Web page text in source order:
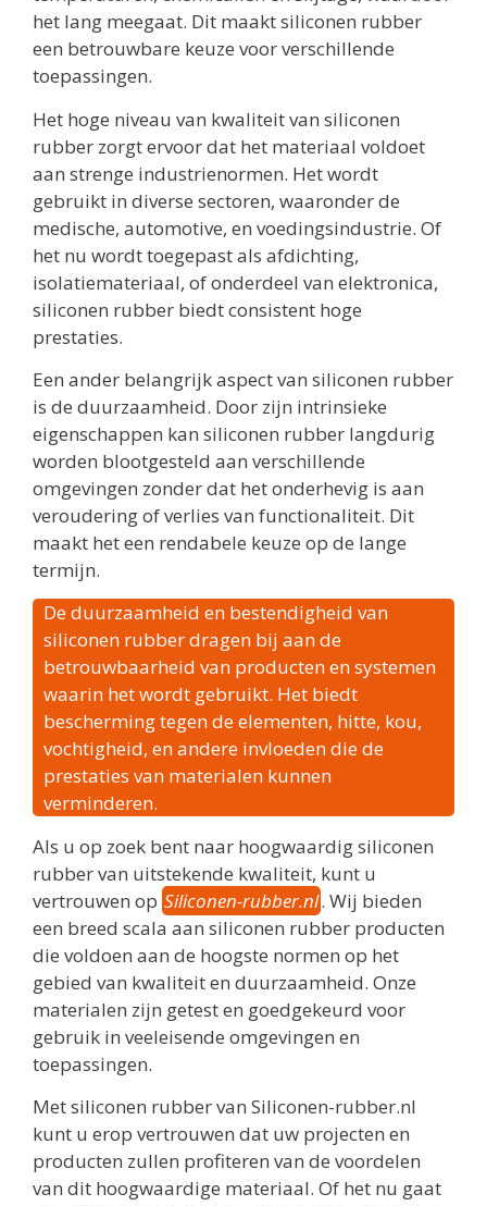
het lang meegaat. Dit maakt siliconen rubber
een betrouwbare keuze voor verschillende
toepassingen.
Het hoge niveau van kwaliteit van siliconen
rubber zorgt ervoor dat het materiaal voldoet
aan strenge industrienormen. Het wordt
gebruikt in diverse sectoren, waaronder de
medische, automotive, en voedingsindustrie. Of
het nu wordt toegepast als afdichting,
isolatiemateriaal, of onderdeel van elektronica,
siliconen rubber biedt consistent hoge
prestaties.
Een ander belangrijk aspect van siliconen rubber
is de duurzaamheid. Door zijn intrinsieke
eigenschappen kan siliconen rubber langdurig
worden blootgesteld aan verschillende
omgevingen zonder dat het onderhevig is aan
veroudering of verlies van functionaliteit. Dit
maakt het een rendabele keuze op de lange
termijn.
De duurzaamheid en bestendigheid van
siliconen rubber dragen bij aan de
betrouwbaarheid van producten en systemen
waarin het wordt gebruikt. Het biedt
bescherming tegen de elementen, hitte, kou,
vochtigheid, en andere invloeden die de
prestaties van materialen kunnen
verminderen.
Als u op zoek bent naar hoogwaardig siliconen
rubber van uitstekende kwaliteit, kunt u
vertrouwen op Siliconen-rubber.nl. Wij bieden
een breed scala aan siliconen rubber producten
die voldoen aan de hoogste normen op het
gebied van kwaliteit en duurzaamheid. Onze
materialen zijn getest en goedgekeurd voor
gebruik in veeleisende omgevingen en
toepassingen.
Met siliconen rubber van Siliconen-rubber.nl
kunt u erop vertrouwen dat uw projecten en
producten zullen profiteren van de voordelen
van dit hoogwaardige materiaal. Of het nu gaat